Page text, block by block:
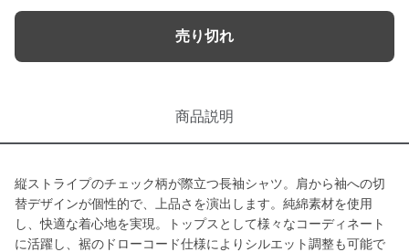
売り切れ
商品説明
縦ストライプのチェック柄が際立つ長袖シャツ。肩から袖への切
替デザインが個性的で、上品さを演出します。純綿素材を使用
し、快適な着心地を実現。トップスとして様々なコーディネート
に活躍し、裾のドローコード仕様によりシルエット調整も可能で